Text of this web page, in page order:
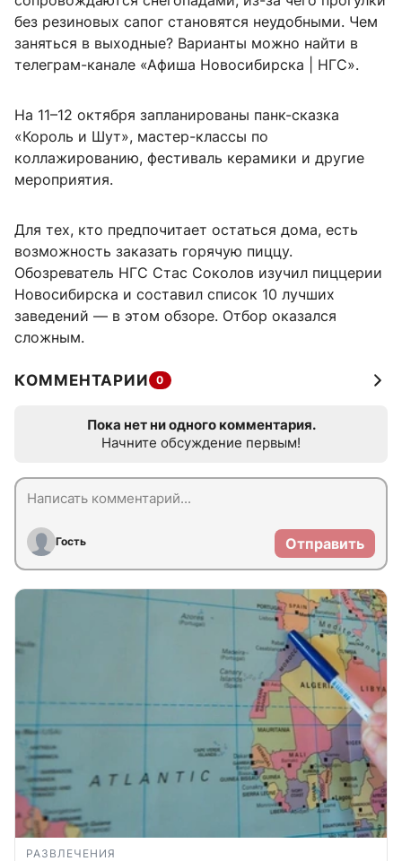
без резиновых сапог становятся неудобными. Чем
заняться в выходные? Варианты можно найти в
телеграм-канале «Афиша Новосибирска | НГС».
На 11–12 октября запланированы панк-сказка
«Король и Шут», мастер-классы по
коллажированию, фестиваль керамики и другие
мероприятия.
Для тех, кто предпочитает остаться дома, есть
возможность заказать горячую пиццу.
Обозреватель НГС Стас Соколов изучил пиццерии
Новосибирска и составил список 10 лучших
заведений — в этом обзоре. Отбор оказался
сложным.
КОММЕНТАРИИ 0
Пока нет ни одного комментария.
Начните обсуждение первым!
Гость Отправить
РАЗВЛЕЧЕНИЯ